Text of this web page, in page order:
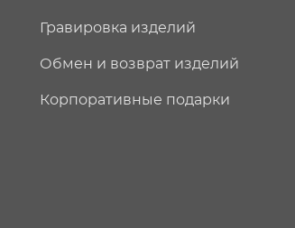
Гравировка изделий
Обмен и возврат изделий
Корпоративные подарки